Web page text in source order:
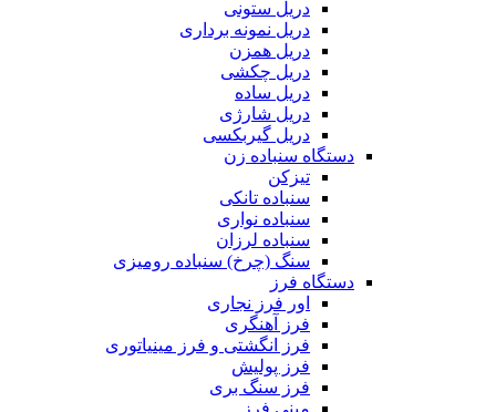
دریل ستونی
دریل نمونه برداری
دریل همزن
دریل چکشی
دریل ساده
دریل شارژی
دریل گیربکسی
دستگاه سنباده زن
تیزکن
سنباده تانکی
سنباده نواری
سنباده لرزان
سنگ (چرخ) سنباده رومیزی
دستگاه فرز
اور فرز نجاری
فرز آهنگری
فرز انگشتی و فرز مینیاتوری
فرز پولیش
فرز سنگ بری
مینی فرز